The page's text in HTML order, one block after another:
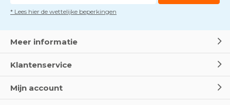
* Lees hier de wettelijke beperkingen
Meer informatie
Klantenservice
Mijn account